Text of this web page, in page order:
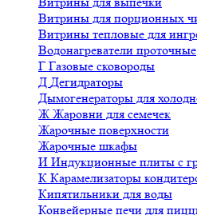
Витрины для порционных
Витрины тепловые для
Водонагреватели проточные
Г Газовые сковороды
Д Дегидраторы
Дымогенераторы для
ЖЖаровни для семечек
Жарочные поверхности
Жарочные шкафы
И Индукционные плиты с
К Карамелизаторы
Кипятильники для воды
Конвейерные печи для